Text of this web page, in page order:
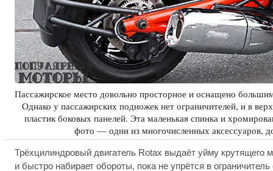
Пассажирское место довольно просторное и оснащено
Однако у пассажирских подножек нет ограничителей, и в
пластик боковых панелей. Эта маленькая спинка и
фото — одни из многочисленных аксессуаров,
Трёхцилиндровый двигатель Rotax выдаёт уйму крутящего
и быстро набирает обороты, пока не упрётся в